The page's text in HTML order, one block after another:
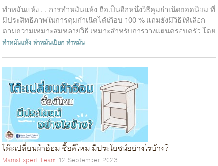
ทำหมันแห้ง . . การทำหมันแห้ง ถือเป็นอีกหนึ่งวิธีคุมกำเนิดยอดนิยม ที่
มีประสิทธิภาพในการคุมกำเนิดได้เกือบ 100 % แถมยังมีวิธีให้เลือก
ตามความเหมาะสมหลายวิธี เหมาะสำหรับการวางแผนครอบครัว โดย
เฉพาะครอบค...
ทำหมันแห้งทำหมันเปียกทำหมัน
โต๊ะเปลี่ยนผ้าอ้อม ซื้อดีไหม มีประโยชน์อย่างไรบ้าง?
MamaExpert Team 12 September 2023